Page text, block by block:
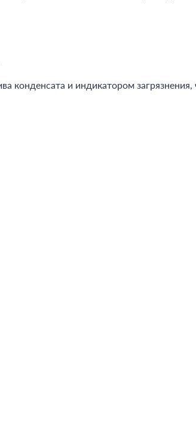
конденсата и индикатором